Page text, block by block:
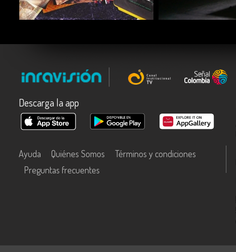
COMPARTIR COMPARTIR
Descarga la app
Ayuda Quiénes Somos
Términos y condiciones
Preguntas frecuentes